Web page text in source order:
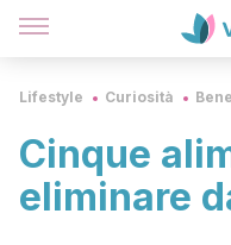
Lifestyle Curiosità
Cinque
eliminare